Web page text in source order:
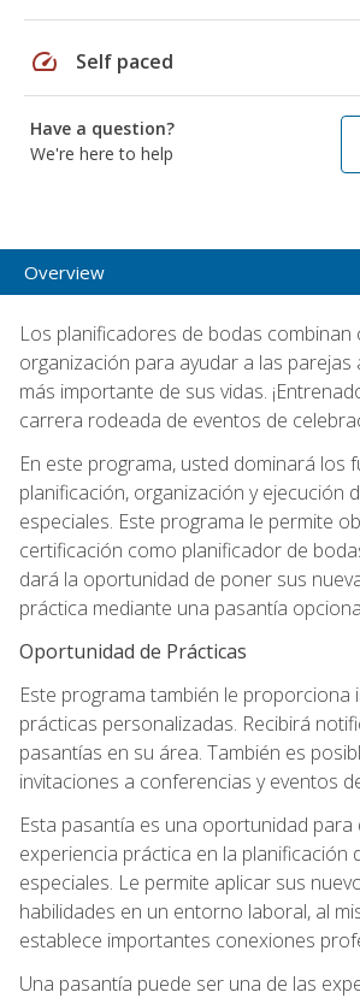
speed Self paced
Have a question?
We're here to help
Overview
Los planificadores de bodas combinan
organización para ayudar a las parejas
más importante de sus vidas.
carrera rodeada de eventos de
En este programa, usted dominará los
planificación, organización y ejecución
especiales. Este programa le permite
certificación como planificador de
dará la oportunidad de poner sus
práctica mediante una pasantía
Oportunidad de Prácticas
Este programa también le
prácticas personalizadas. Recibirá
pasantías en su área. También es
invitaciones a conferencias y eventos
Esta pasantía es una oportunidad
experiencia práctica en la planificación
especiales. Le permite aplicar sus
habilidades en un entorno laboral, al
establece importantes conexiones
Una pasantía puede ser una de las